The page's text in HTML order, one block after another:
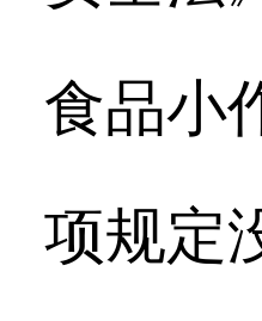
食品小
项规定